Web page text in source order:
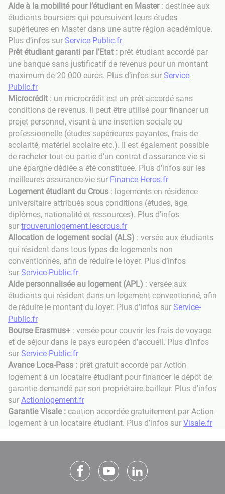
Aide à la mobilité pour l’étudiant en Master: destinée aux
étudiants boursiers qui poursuivent leurs études
supérieures en Master dans une autre région académique.
Plus d’infos sur Service-Public.fr
Prêt étudiant garanti par l’Etat : prêt étudiant accordé par
une banque sans justificatif de revenus pour un montant
maximum de 20 000 euros. Plus d’infos sur Service-
Public.fr
Microcrédit: un microcrédit est un prêt accordé sans
conditions de revenus. Il peut être utilisé pour financer un
projet personnel, visant à une insertion sociale ou
professionnelle (études supérieures payantes, frais de
scolarité, matériel scolaire etc.). Il est également possible
de racheter tout ou partie d'un contrat d'assurance-vie si
une épargne dédiée a été constituée. Plus d'infos sur les
meilleures assurance-vie sur Finance-Heros.fr
Logement étudiant du Crous : logements en résidence
universitaire attribués sous conditions (études, âge,
diplômes, nationalité et ressources). Plus d’infos
sur trouverunlogement.lescrous.fr
Allocation de logement social (ALS) : versée aux étudiants
qui résident dans tous types de logements non
conventionnés, afin de réduire le loyer. Plus d’infos
sur Service-Public.fr
Aide personnalisée au logement (APL) : versée aux
étudiants qui résident dans un logement conventionné, afin
de réduire le montant du loyer. Plus d’infos sur Service-
Public.fr
Bourse Erasmus+ : versée pour couvrir les frais de voyage
et de séjour dans le pays européen d’accueil. Plus d’infos
sur Service-Public.fr
Avance Loca-Pass : prêt gratuit accordé par Action
logement à un locataire étudiant pour financer le dépôt de
garantie demandé par son propriétaire bailleur. Plus d’infos
sur Actionlogement.fr
Garantie Visale : caution accordée gratuitement par Action
logement à un locataire étudiant. Plus d’infos sur Visale.fr